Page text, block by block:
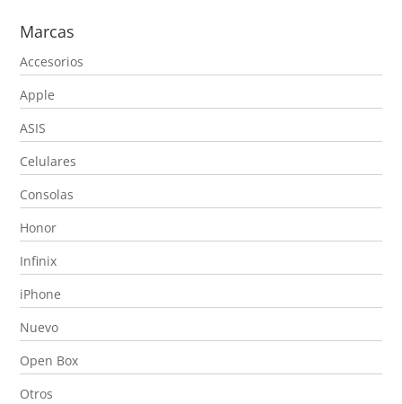
Marcas
Accesorios
Apple
ASIS
Celulares
Consolas
Honor
Infinix
iPhone
Nuevo
Open Box
Otros